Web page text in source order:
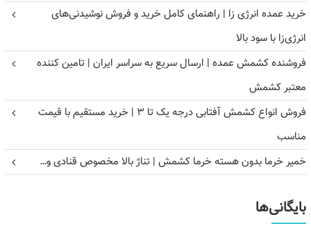
خرید عمده انرژی زا | راهنمای کامل خرید و فروش نوشیدنی‌های
انرژی‌زا با سود بالا
فروشنده کشمش عمده | ارسال سریع به سراسر ایران | تامین کننده
معتبر کشمش
فروش انواع کشمش آفتابی درجه یک تا ۳ | خرید مستقیم با قیمت
مناسب
خمیر خرما بدون هسته خرما کشمش | تناژ بالا مخصوص قنادی و…
بایگانی‌ها